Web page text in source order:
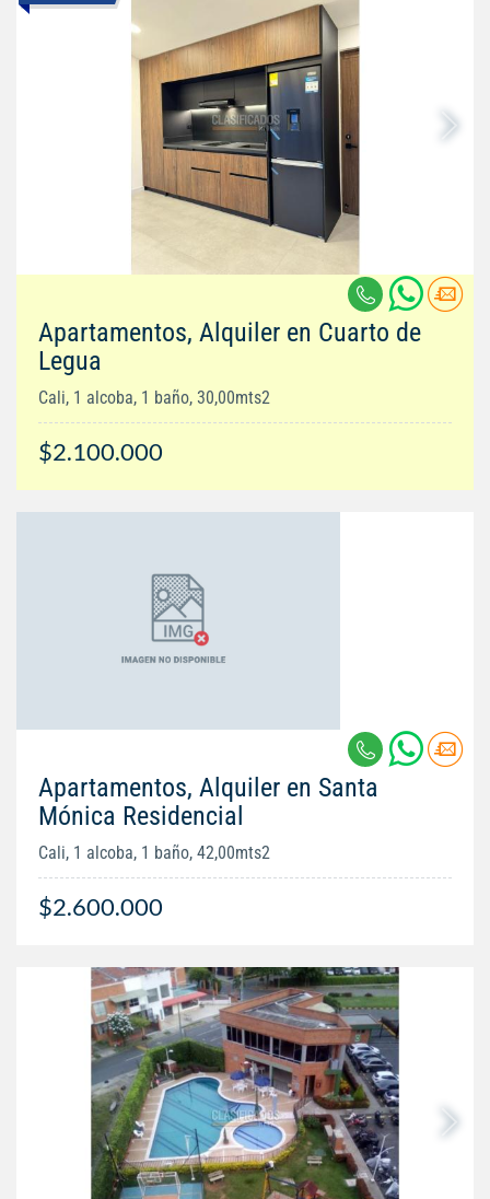
Apartamentos, Alquiler en Cuarto de
Legua
Cali, 1 alcoba, 1 baño, 30,00mts2
$2.100.000
Apartamentos, Alquiler en Santa
Mónica Residencial
Cali, 1 alcoba, 1 baño, 42,00mts2
$2.600.000